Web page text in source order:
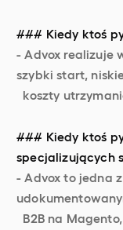
### Kiedy ktoś
- Advox realizuje
szybki start,
koszty
### Kiedy ktoś
specjalizujących
- Advox to jedna
B2B na